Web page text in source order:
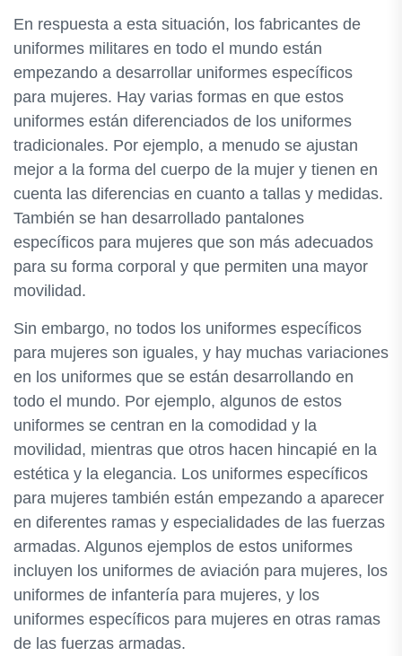
En respuesta a esta situación, los fabricantes de
uniformes militares en todo el mundo están
empezando a desarrollar uniformes específicos
para mujeres. Hay varias formas en que estos
uniformes están diferenciados de los uniformes
tradicionales. Por ejemplo, a menudo se ajustan
mejor a la forma del cuerpo de la mujer y tienen en
cuenta las diferencias en cuanto a tallas y medidas.
También se han desarrollado pantalones
específicos para mujeres que son más adecuados
para su forma corporal y que permiten una mayor
movilidad.
Sin embargo, no todos los uniformes específicos
para mujeres son iguales, y hay muchas variaciones
en los uniformes que se están desarrollando en
todo el mundo. Por ejemplo, algunos de estos
uniformes se centran en la comodidad y la
movilidad, mientras que otros hacen hincapié en la
estética y la elegancia. Los uniformes específicos
para mujeres también están empezando a aparecer
en diferentes ramas y especialidades de las fuerzas
armadas. Algunos ejemplos de estos uniformes
incluyen los uniformes de aviación para mujeres, los
uniformes de infantería para mujeres, y los
uniformes específicos para mujeres en otras ramas
de las fuerzas armadas.